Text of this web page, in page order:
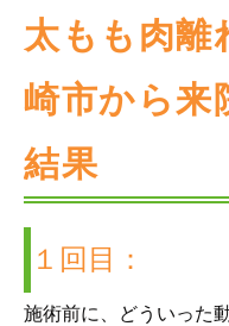
太もも肉離
崎市から来
結果
１回目：
施術前に、どういった